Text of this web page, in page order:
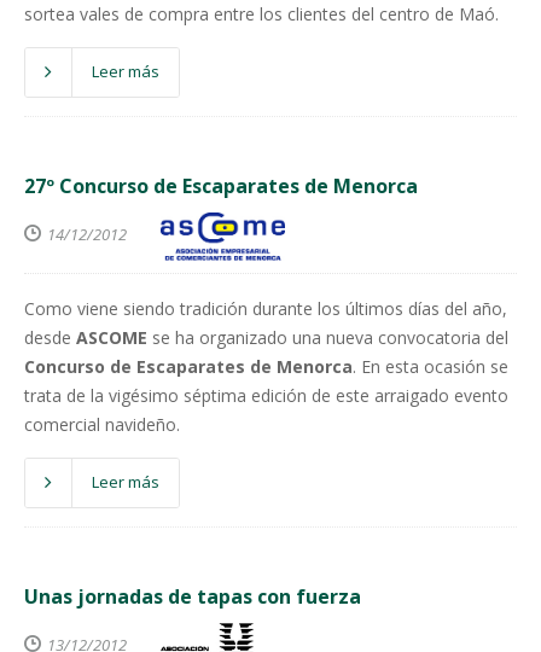
sortea vales de compra entre los clientes del centro de Maó.
Leer más
27º Concurso de Escaparates de Menorca
14/12/2012
Como viene siendo tradición durante los últimos días del año,
desde ASCOME se ha organizado una nueva convocatoria del
Concurso de Escaparates de Menorca. En esta ocasión se
trata de la vigésimo séptima edición de este arraigado evento
comercial navideño.
Leer más
Unas jornadas de tapas con fuerza
13/12/2012